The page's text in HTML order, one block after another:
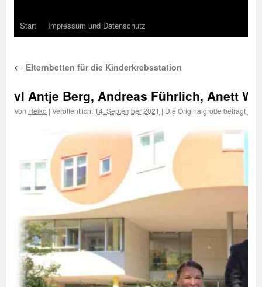
Start Impressum und Datenschutz
← Elternbetten für die Kinderkrebsstation
vl Antje Berg, Andreas Führlich, Anett
Von Heiko | Veröffentlicht 14. September 2021 | Die Originalgröße beträgt